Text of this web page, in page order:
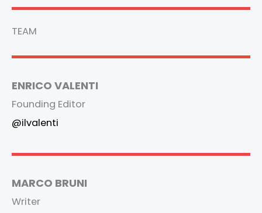
TEAM
ENRICO VALENTI
Founding Editor
@ilvalenti
MARCO BRUNI
Writer